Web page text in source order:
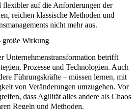
flexibler auf die Anforderungen der
reichen klassische Methoden und
nicht mehr aus.
Wirkung
Unternehmenstransformation betrifft
Prozesse und Technologien. Auch
Führungskräfte – müssen lernen, mit
von Veränderungen umzugehen. Vor
dass Agilität alles andere als Chaos
Regeln und Methoden.